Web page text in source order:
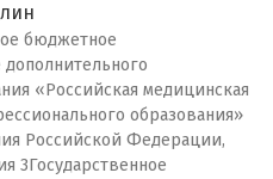
бюджетное
«Российская медицинская
образования»
Российской Федерации,
3Государственное